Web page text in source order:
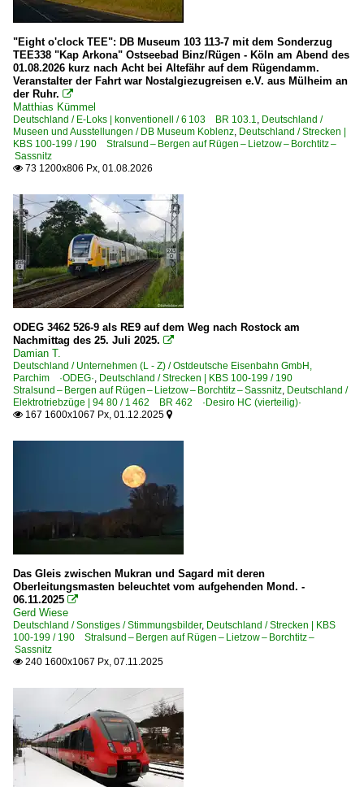
Bergen (Rügen)
Bahnhöfe (L - Q)
Lietzow auf Rügen
Bahnhöfe (R - Z)
Bahntechnische Anlagen und Kunstbauten
Bahnübergänge
Fahrleitungsanlagen
Formsignale
Gleise und Weichen
Kurioses und Seltenes
Lokschuppen
Stellwerke
BR 03 DB 003 · DR 03.2
BR 52 DR 52.1-7/52.9 ·Kriegslok·
Dieselloks | 92 80
1 216 BR 216 DB V 160
1 218 BR 218 Private
1 219 BR 219 DR 119 'U-Boot'
1 232 BR 232 DR 132 · DR 130.1 Lokportraits
1 232 BR 232 DR 132 · DR 130.1 Private 'Ludmilla'
1 246 BR 246 ·Traxx DE·
1 250 BR 250 ·DE-AC33C· 'Tiger'
2000
2005
2006
2008
2009
2010
2010
2011
2012
2013
2014
2015
2017
2018
2019
2025
2026
"Eight o'clock TEE": DB Museum 103 113-7 mit dem Sonderzug
TEE338 "Kap Arkona" Ostseebad Binz/Rügen - Köln am Abend des
01.08.2026 kurz nach Acht bei Altefähr auf dem Rügendamm.
Veranstalter der Fahrt war Nostalgiezugreisen e.V. aus Mülheim an
der Ruhr. 
Matthias Kümmel
Deutschland / E-Loks | konventionell / 6 103 BR 103.1, Deutschland /
Museen und Ausstellungen / DB Museum Koblenz, Deutschland / Strecken |
KBS 100-199 / 190 Stralsund – Bergen auf Rügen – Lietzow – Borchtitz –
Sassnitz
 73 1200x806 Px, 01.08.2026
ODEG 3462 526-9 als RE9 auf dem Weg nach Rostock am
Nachmittag des 25. Juli 2025. 
Damian T.
Deutschland / Unternehmen (L - Z) / Ostdeutsche Eisenbahn GmbH,
Parchim ·ODEG·, Deutschland / Strecken | KBS 100-199 / 190
Stralsund – Bergen auf Rügen – Lietzow – Borchtitz – Sassnitz, Deutschland /
Elektrotriebzüge | 94 80 / 1 462 BR 462 ·Desiro HC (vierteilig)·
 167 1600x1067 Px, 01.12.2025 
Das Gleis zwischen Mukran und Sagard mit deren
Oberleitungsmasten beleuchtet vom aufgehenden Mond. -
06.11.2025 
Gerd Wiese
Deutschland / Sonstiges / Stimmungsbilder, Deutschland / Strecken | KBS
100-199 / 190 Stralsund – Bergen auf Rügen – Lietzow – Borchtitz –
Sassnitz
 240 1600x1067 Px, 07.11.2025